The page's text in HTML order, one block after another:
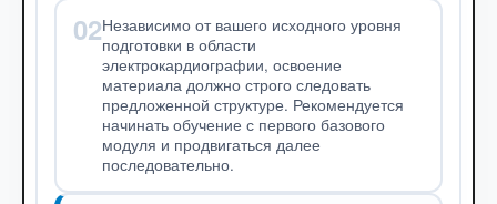
02Независимо от вашего исходного уровня
подготовки в области
электрокардиографии, освоение
материала должно строго следовать
предложенной структуре. Рекомендуется
начинать обучение с первого базового
модуля и продвигаться далее
последовательно.